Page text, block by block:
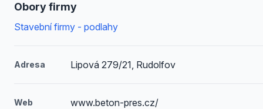
Obory firmy
Stavební firmy - podlahy
Adresa Lipová 279/21, Rudolfov
Web www.beton-pres.cz/